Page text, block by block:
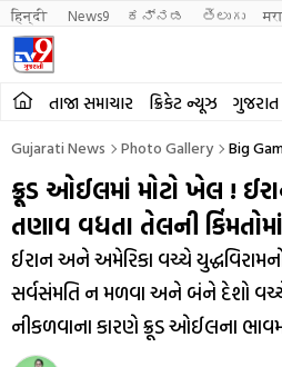
हिन्दी News9 ಕನ್ನಡ తెలుగు
તાજા સમાચાર ક્રિકેટ ન્યૂઝ ગુજરાત
Gujarati News Photo Gallery Big
ક્રૂડ ઓઈલમાં મોટો ખેલ !
તણાવ વધતા તેલની
ઈરાન અને અમેરિકા વચ્ચે
સર્વસંમતિ ન મળવા અને બંને દેશો વચ્ચે
નીકળવાના કારણે ક્રૂડ ઓઈલના